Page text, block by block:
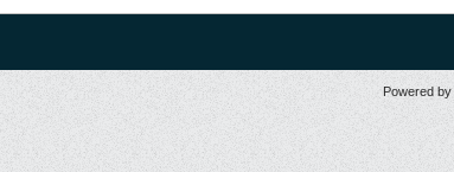
Powered by